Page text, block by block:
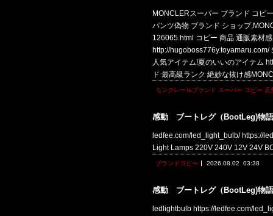
MONCLERスーパー ブランド コピ
パンツ偽物 ブランド ショップ
126065.html コピー 商品 通販素材
http://hugoboss776y.toyamaru.com/
人気アイテム!夏のいいのアイテム
ド 最高級ランク 絶妙な抜け感
モンクレールブランド スーパー コピー 店
感動 ブートレグ（BootLeg)物語
ledfee.com/led_light_bulb/ https://
Light Lamps 220V 240V 12V 24V
ブランドコピー 2026.08.02 03:38
感動 ブートレグ（BootLeg)物語
ledlightbulb https://ledfee.com/